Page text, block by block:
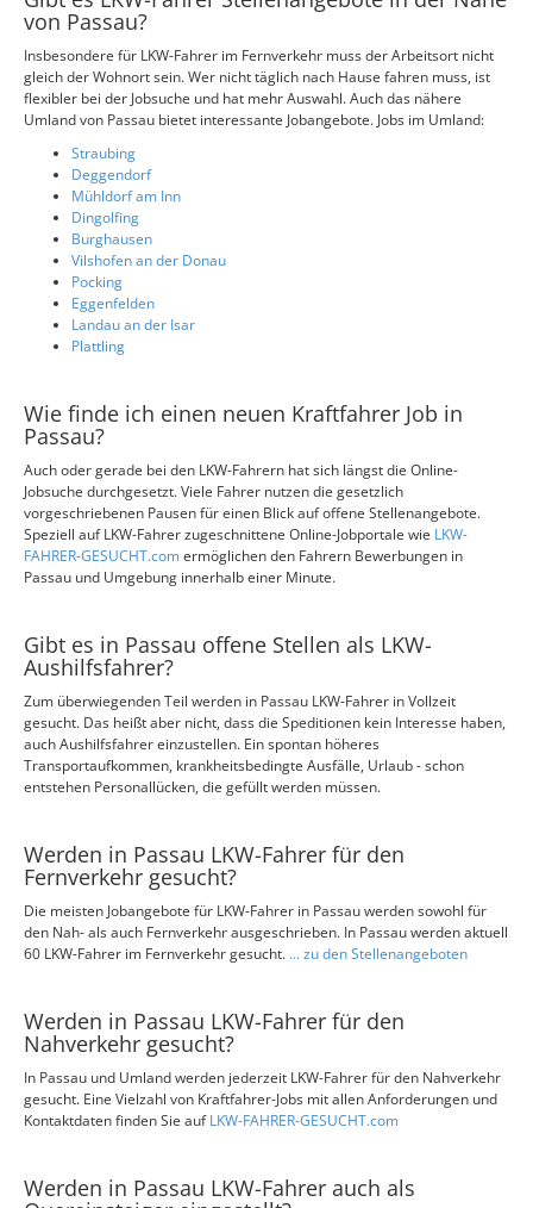
von Passau?
Insbesondere für LKW-Fahrer im Fernverkehr muss der Arbeitsort nicht
gleich der Wohnort sein. Wer nicht täglich nach Hause fahren muss, ist
flexibler bei der Jobsuche und hat mehr Auswahl. Auch das nähere
Umland von Passau bietet interessante Jobangebote. Jobs im Umland:
Straubing
Deggendorf
Mühldorf am Inn
Dingolfing
Burghausen
Vilshofen an der Donau
Pocking
Eggenfelden
Landau an der Isar
Plattling
Wie finde ich einen neuen Kraftfahrer Job in
Passau?
Auch oder gerade bei den LKW-Fahrern hat sich längst die Online-
Jobsuche durchgesetzt. Viele Fahrer nutzen die gesetzlich
vorgeschriebenen Pausen für einen Blick auf offene Stellenangebote.
Speziell auf LKW-Fahrer zugeschnittene Online-Jobportale wie LKW-
FAHRER-GESUCHT.comermöglichen den Fahrern Bewerbungen in
Passau und Umgebung innerhalb einer Minute.
Gibt es in Passau offene Stellen als LKW-
Aushilfsfahrer?
Zum überwiegenden Teil werden in Passau LKW-Fahrer in Vollzeit
gesucht. Das heißt aber nicht, dass die Speditionen kein Interesse haben,
auch Aushilfsfahrer einzustellen. Ein spontan höheres
Transportaufkommen, krankheitsbedingte Ausfälle, Urlaub - schon
entstehen Personallücken, die gefüllt werden müssen.
Werden in Passau LKW-Fahrer für den
Fernverkehr gesucht?
Die meisten Jobangebote für LKW-Fahrer in Passau werden sowohl für
den Nah- als auch Fernverkehr ausgeschrieben. In Passau werden aktuell
60 LKW-Fahrer im Fernverkehr gesucht. ... zu den Stellenangeboten
Werden in Passau LKW-Fahrer für den
Nahverkehr gesucht?
In Passau und Umland werden jederzeit LKW-Fahrer für den Nahverkehr
gesucht. Eine Vielzahl von Kraftfahrer-Jobs mit allen Anforderungen und
Kontaktdaten finden Sie aufLKW-FAHRER-GESUCHT.com
Werden in Passau LKW-Fahrer auch als